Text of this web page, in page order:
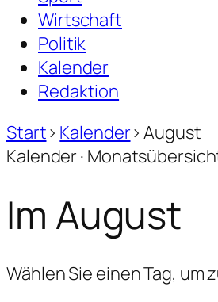
Wirtschaft
Politik
Kalender
Redaktion
Start› Kalender› August
Kalender ·
Im August
Wählen Sie einen Tag,